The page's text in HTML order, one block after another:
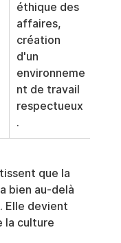
éthique des
affaires,
création
d'un
environneme
nt de travail
respectueux
.
que la
bien au-delà
Elle devient
la culture